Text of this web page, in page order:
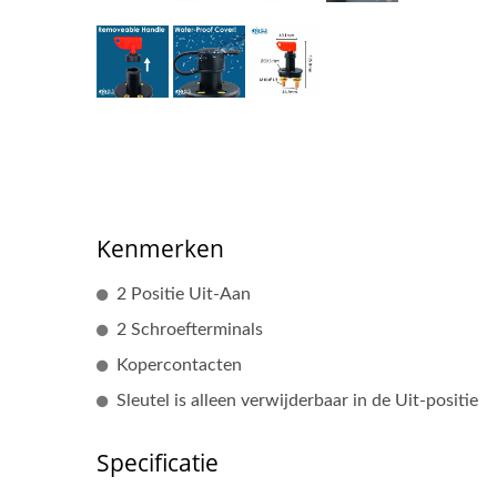
Kenmerken
2 Positie Uit-Aan
2 Schroefterminals
Kopercontacten
Sleutel is alleen verwijderbaar in de Uit-positie
Specificatie